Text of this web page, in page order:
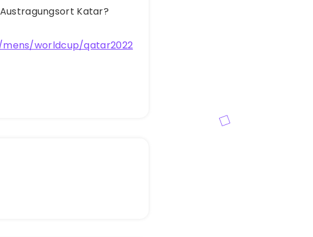
Katar?
worldcup/qatar2022